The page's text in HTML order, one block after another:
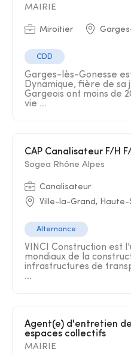
MAIRIE
Miroitier
CDD
Garges-lès-Gonesse
Dynamique, fière de sa
Gargeois ont moins de
vie ...
CAP Canalisateur F/H
Sogea Rhône Alpes
Canalisateur
Ville-la-Grand, Haute-
Alternance
VINCI Construction est
mondiaux de la
infrastructures de
...
Agent(e) d'entretien des bâtiments et
espaces collectifs
MAIRIE